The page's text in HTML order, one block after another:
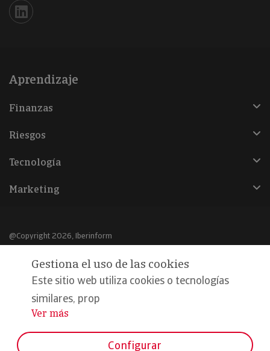
Iberinform en Linkedin
Aprendizaje
Finanzas
Riesgos
Tecnología
Marketing
@Copyright 2026, Iberinform
Aviso legal
Política de cookies
Declaración de privacidad
Gestiona el uso de las cookies
Este sitio web utiliza cookies o tecnologías
similares, prop
...
Ver más
Configurar